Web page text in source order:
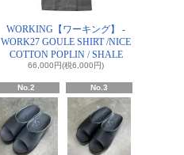
WORKING【ワーキング】 -
WORK27 GOULE SHIRT /NICE
COTTON POPLIN / SHALE
66,000円(税6,000円)
No.2 No.3